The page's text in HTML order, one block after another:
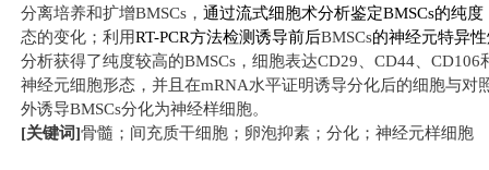
分离培养和扩增BMSCs ， 通过流式细胞术分析鉴定BMSCs的纯度
态的变化；利用RT-PCR方法检测诱导前后BMSCs的神经元特异
分析获得了纯度较高的BMSCs ，细胞表达CD29 CD44 CD106
神经元细胞形态，并且在mRNA水平证明诱导分化后的细胞与对
外诱导BMSCs分化为神经样细胞。
[关键词]骨髓；间充质干细胞；卵泡抑素；分化；神经元样细胞